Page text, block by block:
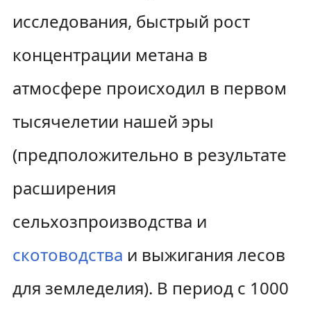
исследования, быстрый рост
концентрации метана в
атмосфере происходил в первом
тысячелетии нашей эры
(предположительно в результате
расширения
сельхозпроизводства и
скотоводства и выжигания лесов
для земледелия). В период с 1000